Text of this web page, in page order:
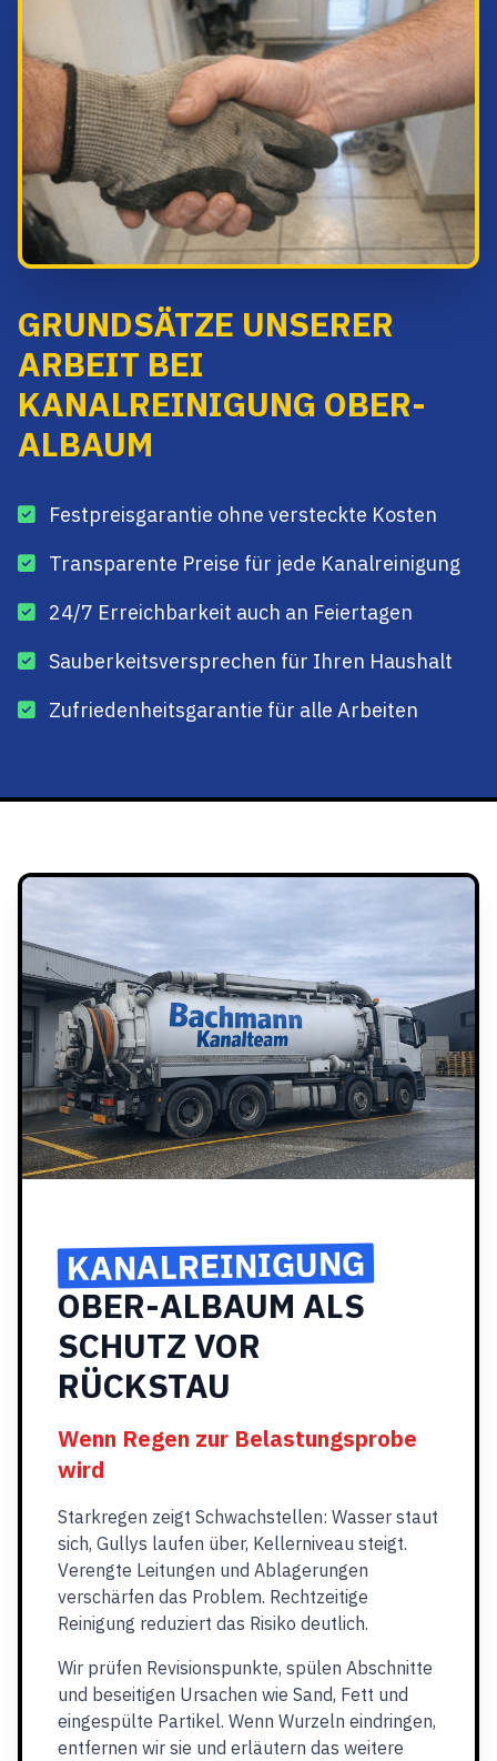
GRUNDSÄTZE UNSERER
ARBEIT BEI
KANALREINIGUNG OBER-
ALBAUM
Festpreisgarantie ohne versteckte Kosten
Transparente Preise für jede Kanalreinigung
24/7 Erreichbarkeit auch an Feiertagen
Sauberkeitsversprechen für Ihren Haushalt
Zufriedenheitsgarantie für alle Arbeiten
KANALREINIGUNG
OBER-ALBAUM ALS
SCHUTZ VOR
RÜCKSTAU
Wenn Regen zur Belastungsprobe
wird
Starkregen zeigt Schwachstellen: Wasser staut
sich, Gullys laufen über, Kellerniveau steigt.
Verengte Leitungen und Ablagerungen
verschärfen das Problem. Rechtzeitige
Reinigung reduziert das Risiko deutlich.
Wir prüfen Revisionspunkte, spülen Abschnitte
und beseitigen Ursachen wie Sand, Fett und
eingespülte Partikel. Wenn Wurzeln eindringen,
entfernen wir sie und erläutern das weitere